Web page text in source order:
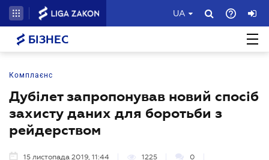
UA
БІЗНЕС
Комплаєнс
Дубілет запропонував новий спосіб
захисту даних для боротьби з
рейдерством
15 листопада 2019, 11:44 1225 0